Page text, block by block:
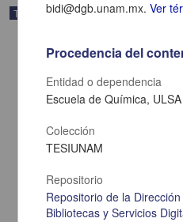
Trabajo de grado
bidi@dgb.unam.mx.Ver
Procedencia del
Entidad o dependencia
Escuela de Química, ULSA
Colección
TESIUNAM
Repositorio
Repositorio de la
Bibliotecas y Servicios